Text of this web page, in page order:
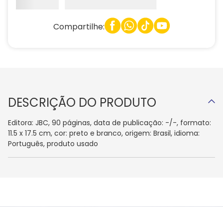
Compartilhe:
DESCRIÇÃO DO PRODUTO
Editora: JBC, 90 páginas, data de publicação: -/-, formato:
11.5 x 17.5 cm, cor: preto e branco, origem: Brasil, idioma:
Português, produto usado